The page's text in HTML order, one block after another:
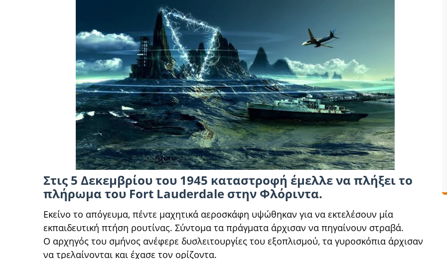
Στις 5 Δεκεμβρίου του 1945 καταστροφή έμελλε να πλήξει το
πλήρωμα του Fort Lauderdale στην Φλόριντα.
Εκείνο το απόγευμα, πέντε μαχητικά αεροσκάφη υψώθηκαν για να εκτελέσουν μία
εκπαιδευτική πτήση ρουτίνας. Σύντομα τα πράγματα άρχισαν να πηγαίνουν στραβά.
Ο αρχηγός του σμήνος ανέφερε δυσλειτουργίες του εξοπλισμού, τα γυροσκόπια άρχισαν
να τρελαίνονται και έχασε τον ορίζοντα.